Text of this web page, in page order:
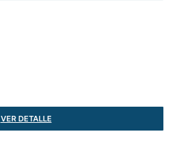
VER DETALLE